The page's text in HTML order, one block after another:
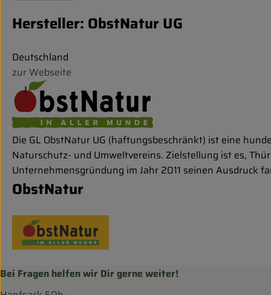
Hersteller: ObstNatur UG
Deutschland
zur Webseite
Die GL ObstNatur UG (haftungsbeschränkt) ist eine
Naturschutz- und Umweltvereins. Zielstellung ist es,
Unternehmensgründung im Jahr 2011 seinen Ausdruck
ObstNatur
Bei Fragen helfen wir Dir gerne weiter!